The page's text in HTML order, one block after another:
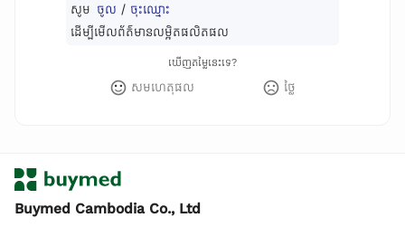
សូម ចូល / ចុះឈ្មោះ
ដើម្បីមើលព័ត៌មានលម្អិតផលិតផល
ឃើញតម្លៃនេះទេ?
សមហេតុផល ថ្លៃ
Buymed Cambodia Co., Ltd